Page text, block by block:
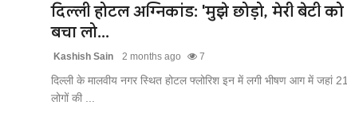
लाइफस्टाइल
अंतर्राष्ट्रीय
दिल्ली होटल अग्निकांड: 'मुझे छोड़ो, मेरी बेटी को
बचा लो...
Kashish Sain 2 months ago 7
दिल्ली के मालवीय नगर स्थित होटल फ्लोरिश इन में लगी भीषण आग में जहां 21
लोगों की ...